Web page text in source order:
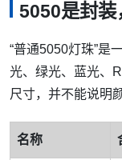
5050是封装
“普通5050灯珠”是
光、绿光、蓝光、
尺寸，并不能说明
名称